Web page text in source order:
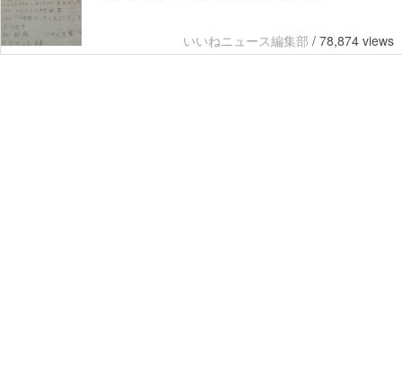
いいねニュース編集部 / 78,874 views